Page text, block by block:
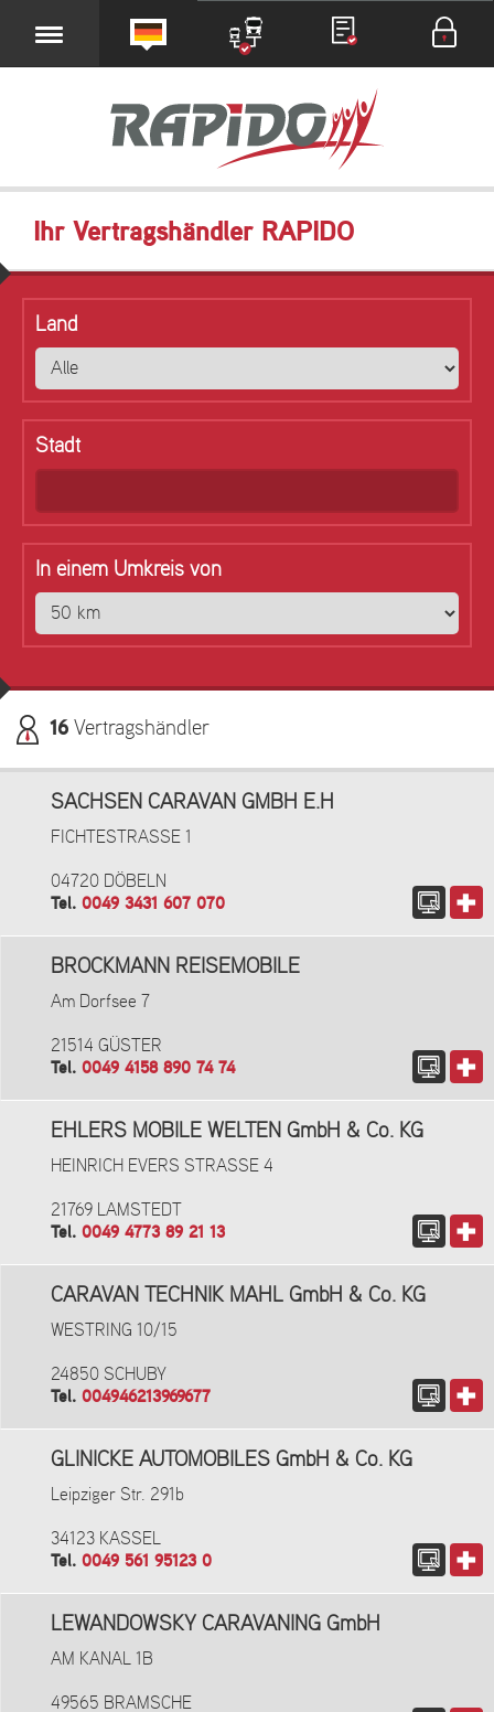
Ihr Vertragshändler RAPIDO
Land
Stadt
In einem Umkreis von
16 Vertragshändler
SACHSEN CARAVAN GMBH E.H
FICHTESTRASSE 1
04720 DÖBELN
Tel. 0049 3431 607 070
BROCKMANN REISEMOBILE
Am Dorfsee 7
21514 GÜSTER
Tel. 0049 4158 890 74 74
EHLERS MOBILE WELTEN GmbH & Co. KG
HEINRICH EVERS STRASSE 4
21769 LAMSTEDT
Tel. 0049 4773 89 21 13
CARAVAN TECHNIK MAHL GmbH & Co. KG
WESTRING 10/15
24850 SCHUBY
Tel. 004946213969677
GLINICKE AUTOMOBILES GmbH & Co. KG
Leipziger Str. 291b
34123 KASSEL
Tel. 0049 561 95123 0
LEWANDOWSKY CARAVANING GmbH
AM KANAL 1B
49565 BRAMSCHE